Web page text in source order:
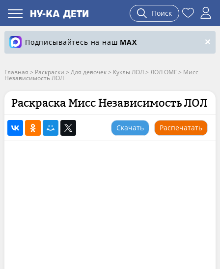
Поиск
Подписывайтесь на наш MAX
Главная > Раскраски > Для девочек> Куклы ЛОЛ> ЛОЛ ОМГ> Мисс
Независимость ЛОЛ
Раскраска Мисс Независимость ЛОЛ
Скачать Распечатать